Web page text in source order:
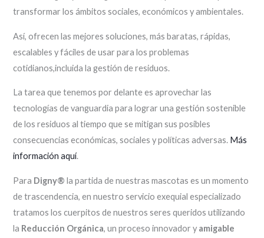
transformar los ámbitos sociales, económicos y ambientales.
Así, ofrecen las mejores soluciones, más baratas, rápidas,
escalables y fáciles de usar para los problemas
cotidianos,incluida la gestión de residuos.
La tarea que tenemos por delante es aprovechar las
tecnologías de vanguardia para lograr una gestión sostenible
de los residuos al tiempo que se mitigan sus posibles
consecuencias económicas, sociales y políticas adversas. Más
información aquí.
Para Digny® la partida de nuestras mascotas es un momento
de trascendencia, en nuestro servicio exequial especializado
tratamos los cuerpitos de nuestros seres queridos utilizando
la Reducción Orgánica, un proceso innovador y amigable